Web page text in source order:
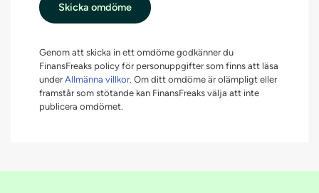
Skicka omdöme
Genom att skicka in ett omdöme godkänner du
FinansFreaks policy för personuppgifter som finns att läsa
underAllmänna villkor. Om ditt omdöme är olämpligt eller
framstår som stötande kan FinansFreaks välja att inte
publicera omdömet.